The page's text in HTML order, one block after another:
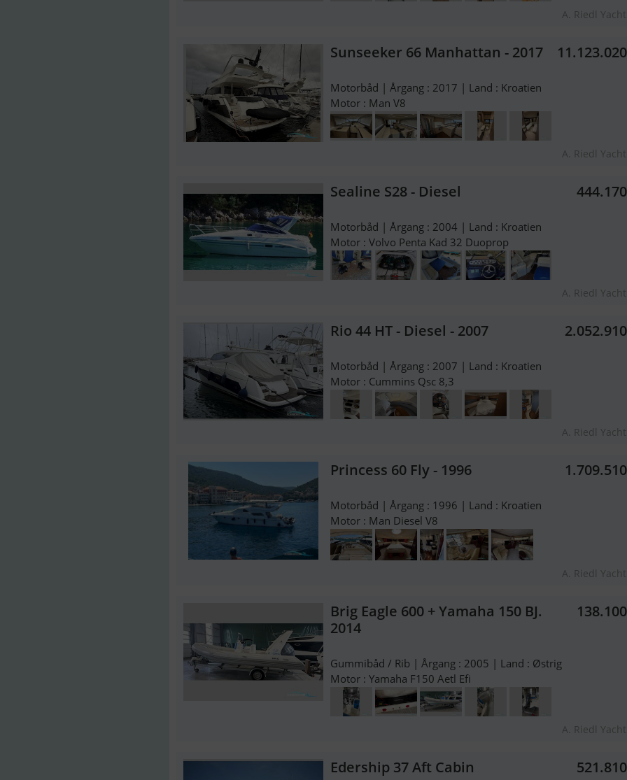
A. Riedl
Sunseeker 66 Manhattan - 2017
Motorbåd | Årgang : 2017 | Land : Kroatien
Motor : Man V8
A. Riedl
Sealine S28 - Diesel
Motorbåd | Årgang : 2004 | Land : Kroatien
Motor : Volvo Penta Kad 32 Duoprop
A. Riedl
Rio 44 HT - Diesel - 2007
Motorbåd | Årgang : 2007 | Land : Kroatien
Motor : Cummins Qsc 8,3
A. Riedl
Princess 60 Fly - 1996
Motorbåd | Årgang : 1996 | Land : Kroatien
Motor : Man Diesel V8
A. Riedl
Brig Eagle 600 + Yamaha 150 BJ.
2014
Gummibåd / Rib | Årgang : 2005 | Land : Østrig
Motor : Yamaha F150 Aetl Efi
A. Riedl
Edership 37 Aft Cabin